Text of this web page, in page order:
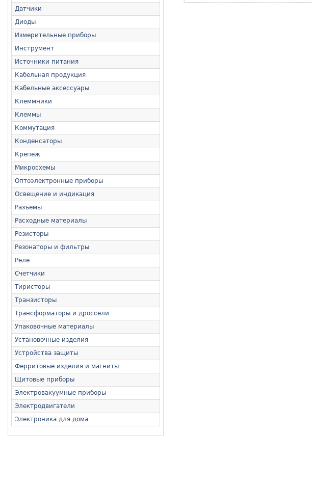
Датчики
Диоды
Измерительные приборы
Инструмент
Источники питания
Кабельная продукция
Кабельные аксессуары
Клеммники
Клеммы
Коммутация
Конденсаторы
Крепеж
Микросхемы
Оптоэлектронные приборы
Освещение и индикация
Разъемы
Расходные материалы
Резисторы
Резонаторы и фильтры
Реле
Счетчики
Тиристоры
Транзисторы
Трансформаторы и дроссели
Упаковочные материалы
Установочные изделия
Устройства защиты
Ферритовые изделия и магниты
Щитовые приборы
Электровакуумные приборы
Электродвигатели
Электроника для дома